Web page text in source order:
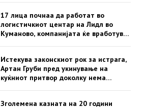
17 лица почнаа да работат во
логистичкиот центар на Лидл во
Куманово, компанијата ќе вработува
Истекува законскиот рок за истрага,
Артан Груби пред укинување на
куќниот притвор доколку нема
Зголемена казната на 20 години